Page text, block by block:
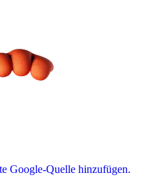
Google-Quelle hinzufügen.